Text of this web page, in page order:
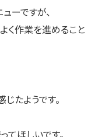
ーですが、
く作業を進めること
たようです。